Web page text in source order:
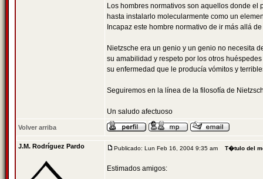
Los hombres normativos son aquellos donde
hasta instalarlo molecularmente como un
Incapaz este hombre normativo de ir más allá
Nietzsche era un genio y un genio no necesita
su amabilidad y respeto por los otros
su enfermedad que le producía vómitos y
Seguiremos en la línea de la filosofía de
Un saludo afectuoso
Volver arriba
J.M. Rodríguez Pardo Publicado: Lun Feb 16, 2004 9:35 am T�tulo del
Estimados amigos: